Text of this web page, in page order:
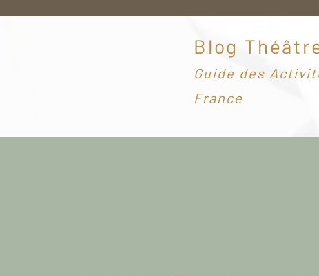
Blog
Guide des
France